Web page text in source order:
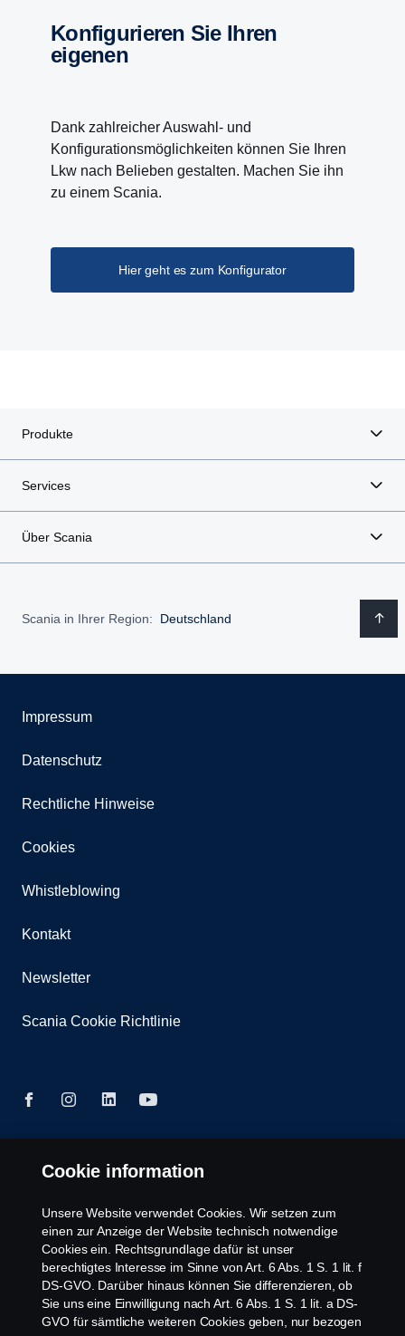
Konfi­gu­rieren Sie Ihren
eigenen
Dank zahlreicher Auswahl- und
Konfigurationsmöglichkeiten können Sie Ihren
Lkw nach Belieben gestalten. Machen Sie ihn
zu einem Scania.
Hier geht es zum Konfigurator
Produkte
Services
Über Scania
Scania in Ihrer Region: Deutschland
Impressum
Datenschutz
Rechtliche Hinweise
Cookies
Whistleblowing
Kontakt
Newsletter
Scania Cookie Richtlinie
© Copyright Scania 2026 | Alle Rechte vorbehalten.
10, 56070 Koblenz, Tel. +49 261 897 0, Fax +49
261 897 7 203.
Cookie information
Unsere Website verwendet Cookies. Wir setzen zum
einen zur Anzeige der Website technisch notwendige
Cookies ein. Rechtsgrundlage dafür ist unser
berechtigtes Interesse im Sinne von Art. 6 Abs. 1 S. 1 lit. f
DS-GVO. Darüber hinaus können Sie differenzieren, ob
Sie uns eine Einwilligung nach Art. 6 Abs. 1 S. 1 lit. a DS-
GVO für sämtliche weiteren Cookies geben, nur bezogen